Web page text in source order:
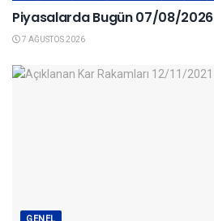
Piyasalarda Bugün 07/08/2026
7 AĞUSTOS 2026
GENEL